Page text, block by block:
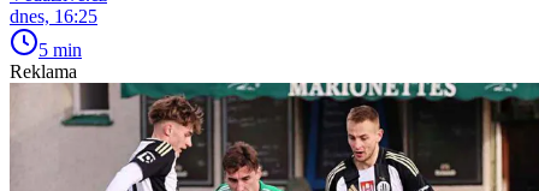
dnes, 16:25
5 min
Reklama